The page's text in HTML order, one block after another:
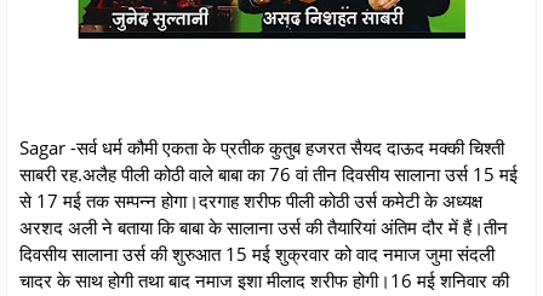
Sagar -सर्व धर्म कौमी एकता के प्रतीक कुतुब हजरत सैयद दाऊद मक्की चिश्ती
साबरी रह.अलैह पीली कोठी वाले बाबा का 76 वां तीन दिवसीय सालाना उर्स 15 मई
से 17 मई तक सम्पन्न होगा।दरगाह शरीफ पीली कोठी उर्स कमेटी के अध्यक्ष
अरशद अली ने बताया कि बाबा के सालाना उर्स की तैयारियां अंतिम दौर में हैं।तीन
दिवसीय सालाना उर्स की शुरुआत 15 मई शुक्रवार को वाद नमाज जुमा संदली
चादर के साथ होगी तथा बाद नमाज इशा मीलाद शरीफ होगी।16 मई शनिवार की